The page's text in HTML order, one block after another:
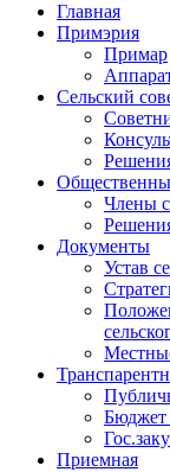
Примэрия
Главная
Примэрия
Примар
Сельский
Члены
Документы
Устав
Бюджет
Приемная